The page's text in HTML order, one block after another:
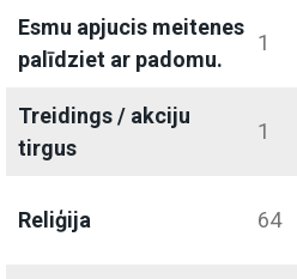
Esmu apjucis meitenes
palīdziet ar padomu.
1
Treidings / akciju
tirgus
1
Reliģija 64